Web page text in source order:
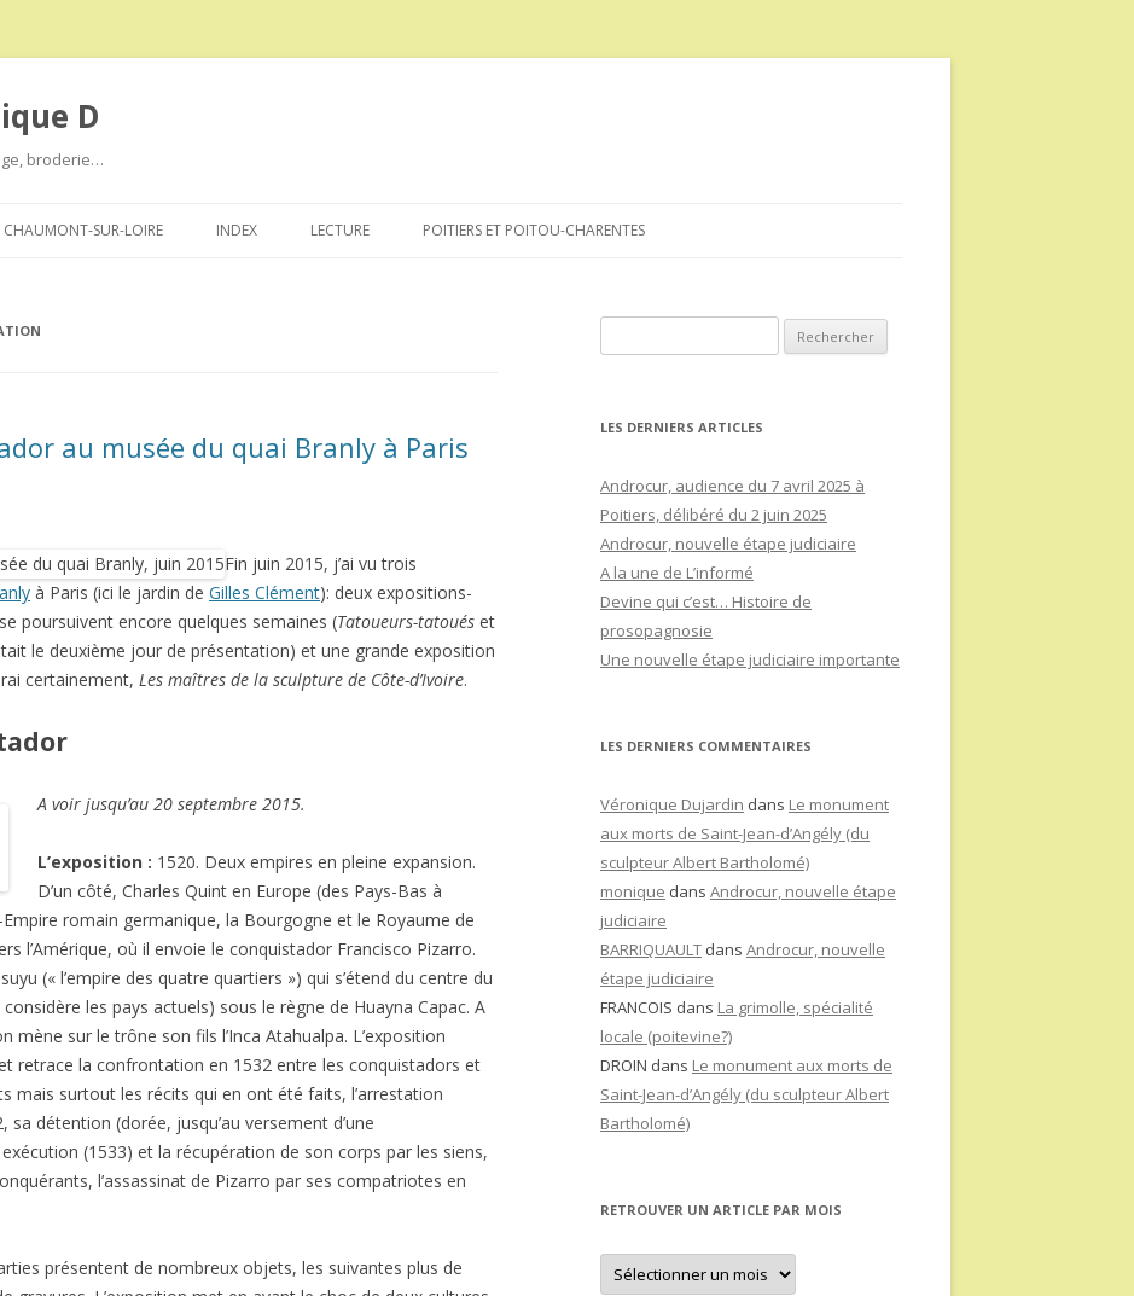
D
broderie…
au
CHAUMONT-SUR-LOIRE INDEX LECTURE POITIERS ET POITOU-CHARENTES
au musée du quai Branly à Paris
Fin juin 2015, j’ai vu trois
à Paris (ici le jardin de Gilles Clément): deux expositions-
poursuivent encore quelques semaines (Tatoueurs-tatoués et
le deuxième jour de présentation) et une grande exposition
certainement, Les maîtres de la sculpture de Côte-d’Ivoire.
A voir jusqu’au 20 septembre 2015.
L’exposition : 1520. Deux empires en pleine expansion.
D’un côté, Charles Quint en Europe (des Pays-Bas à
Empire romain germanique, la Bourgogne et le Royaume de
l’Amérique, où il envoie le conquistador Francisco Pizarro.
(« l’empire des quatre quartiers ») qui s’étend du centre du
les pays actuels) sous le règne de Huayna Capac. A
mène sur le trône son fils l’Inca Atahualpa. L’exposition
retrace la confrontation en 1532 entre les conquistadors et
mais surtout les récits qui en ont été faits, l’arrestation
sa détention (dorée, jusqu’au versement d’une
(1533) et la récupération de son corps par les siens,
l’assassinat de Pizarro par ses compatriotes en
présentent de nombreux objets, les suivantes plus de
LES DERNIERS ARTICLES
Androcur, audience du 7 avril 2025 à
Poitiers, délibéré du 2 juin 2025
Androcur, nouvelle étape judiciaire
A la une de L’informé
Devine qui c’est… Histoire de
prosopagnosie
Une nouvelle étape judiciaire importante
LES DERNIERS COMMENTAIRES
Véronique Dujardin dans Le monument
aux morts de Saint-Jean-d’Angély (du
sculpteur Albert Bartholomé)
monique dans Androcur, nouvelle étape
judiciaire
BARRIQUAULT dans Androcur, nouvelle
étape judiciaire
FRANCOIS dans La grimolle, spécialité
locale (poitevine?)
DROIN dans Le monument aux morts de
Saint-Jean-d’Angély (du sculpteur Albert
Bartholomé)
RETROUVER UN ARTICLE PAR MOIS
Retrouver
un